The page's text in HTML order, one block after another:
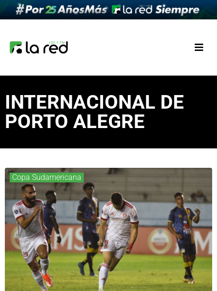
INTERNACIONAL DE
PORTO ALEGRE
Copa Sudamericana